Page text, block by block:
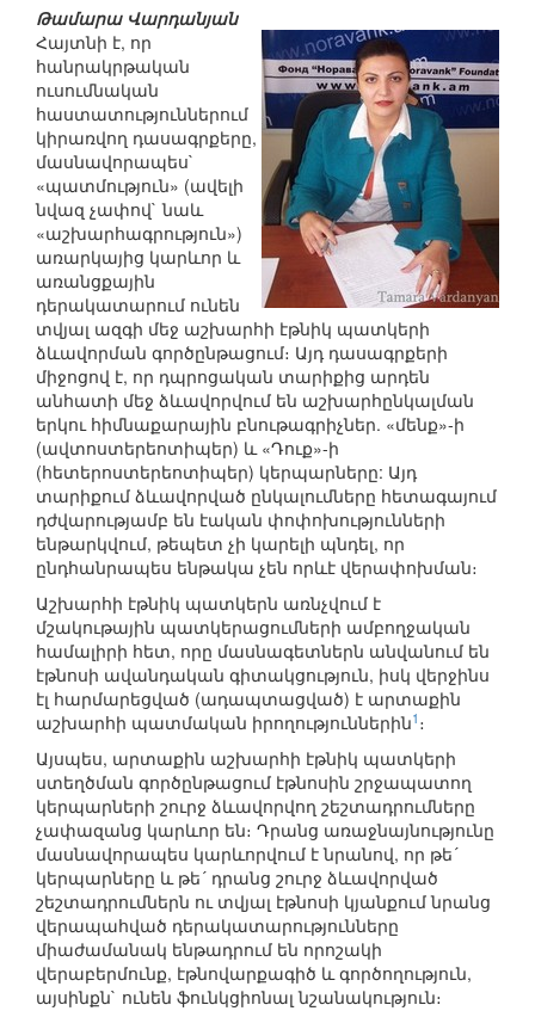
Թամարա Վարդանյան
Հայտնի է, որ
հանրակրթական
ուսումնական
հաստատություններում
կիրառվող դասագրքերը,
մասնավորապես`
«պատմություն» (ավելի
նվազ չափով` նաև
«աշխարհագրություն»)
առարկայից կարևոր և
առանցքային
դերակատարում ունեն
տվյալ ազգի մեջ աշխարհի էթնիկ պատկերի
ձևավորման գործընթացում։ Այդ դասագրքերի
միջոցով է, որ դպրոցական տարիքից արդեն
անհատի մեջ ձևավորվում են աշխարհընկալման
երկու հիմնաքարային բնութագրիչներ. «մենք»-ի
(ավտոստերեոտիպեր) և «Դուք»-ի
(հետերոստերեոտիպեր) կերպարները: Այդ
տարիքում ձևավորված ընկալումները հետագայում
դժվարությամբ են էական փոփոխությունների
ենթարկվում, թեպետ չի կարելի պնդել, որ
ընդհանրապես ենթակա չեն որևէ վերափոխման։
Աշխարհի էթնիկ պատկերն առնչվում է
մշակութային պատկերացումների ամբողջական
համալիրի հետ, որը մասնագետներն անվանում են
էթնոսի ավանդական գիտակցություն, իսկ վերջինս
էլ հարմարեցված (ադապտացված) է արտաքին
աշխարհի պատմական իրողություններին1 ։
Այսպես, արտաքին աշխարհի էթնիկ պատկերի
ստեղծման գործընթացում էթնոսին շրջապատող
կերպարների շուրջ ձևավորվող շեշտադրումները
չափազանց կարևոր են։ Դրանց առաջնայնությունը
մասնավորապես կարևորվում է նրանով, որ թե´
կերպարները և թե´ դրանց շուրջ ձևավորված
շեշտադրումներն ու տվյալ էթնոսի կյանքում նրանց
վերապահված դերակատարությունները
միաժամանակ ենթադրում են որոշակի
վերաբերմունք, էթնովարքագիծ և գործողություն,
այսինքն` ունեն ֆունկցիոնալ նշանակություն։